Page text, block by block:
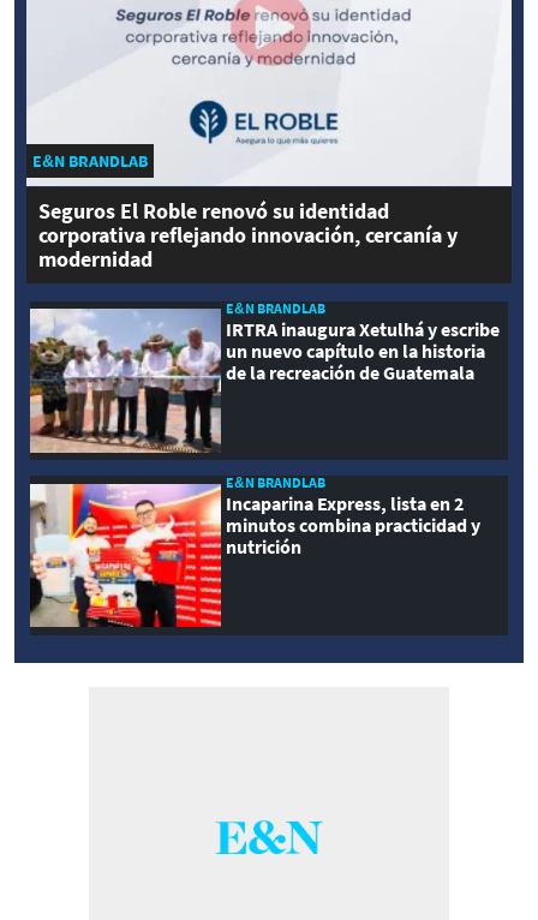
E&N BRANDLAB
Seguros El Roble renovó su identidad
corporativa reflejando innovación, cercanía y
modernidad
E&N BRANDLAB
IRTRA inaugura Xetulhá y escribe
un nuevo capítulo en la historia
de la recreación de Guatemala
E&N BRANDLAB
Incaparina Express, lista en 2
minutos combina practicidad y
nutrición